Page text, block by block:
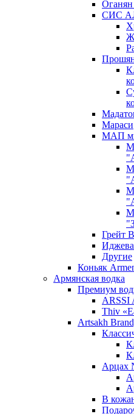
СИС
Мараси
МАП
Грейт
Другие
Коньяк
Армянская водка
Премиум
ARSSI
Thiv
Artsakh
Арцах
В